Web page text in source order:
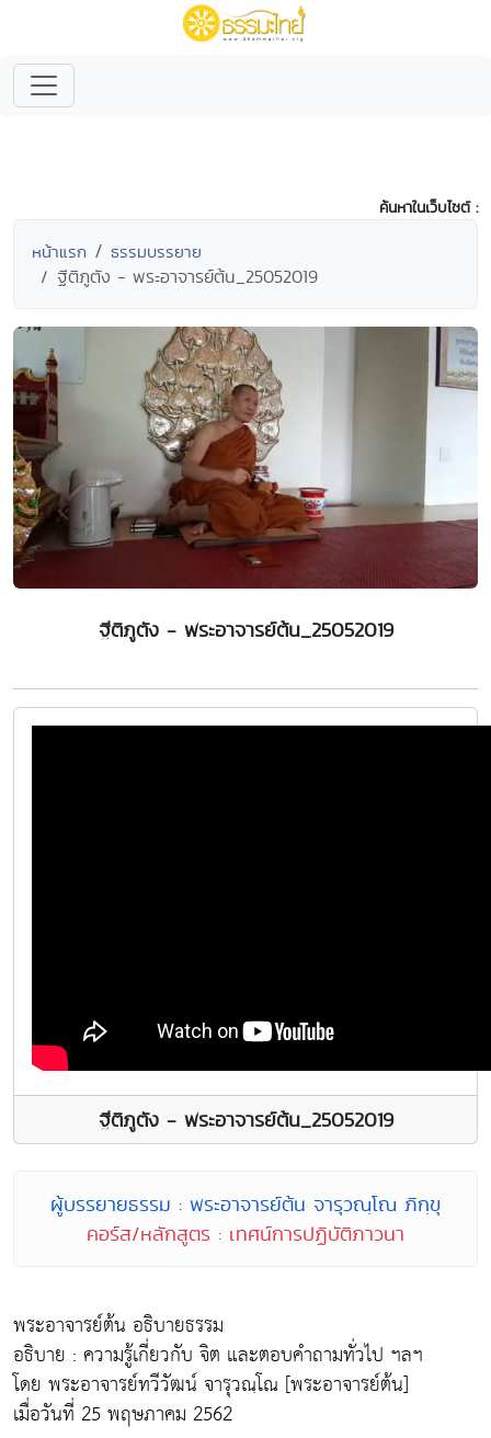
ค้นหาในเว็บไซต์ :
หน้าแรก ธรรมบรรยาย
ฐีติภูตัง - พระอาจารย์ต้น_25052019
ฐีติภูตัง - พระอาจารย์ต้น_25052019
ฐีติภูตัง - พระอาจารย์ต้น_25052019
ผู้บรรยายธรรม : พระอาจารย์ต้น จารุวณฺโณ ภิกฺขุ
คอร์ส/หลักสูตร : เทศน์การปฏิบัติภาวนา
พระอาจารย์ต้น อธิบายธรรม
อธิบาย : ความรู้เกี่ยวกับ จิต และตอบคำถามทั่วไป ฯลฯ
โดย พระอาจารย์ทวีวัฒน์ จารุวณฺโณ [พระอาจารย์ต้น]
เมื่อวันที่ 25 พฤษภาคม 2562